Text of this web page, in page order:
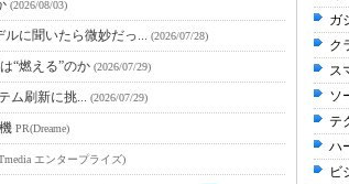
(2026/08/03)
に聞いたら微妙だっ... (2026/07/28)
“燃える”のか (2026/07/29)
ム刷新に挑... (2026/07/29)
PR(Dreame)
エンタープライズ)
ガ
ク
ス
ソ
テ
ハ
ビ